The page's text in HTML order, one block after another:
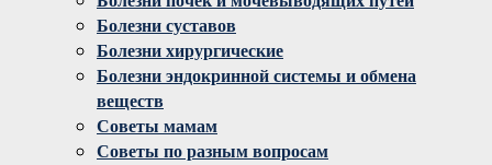
Болезни суставов
Болезни хирургические
Болезни эндокринной системы и обмена
веществ
Советы мамам
Советы по разным вопросам